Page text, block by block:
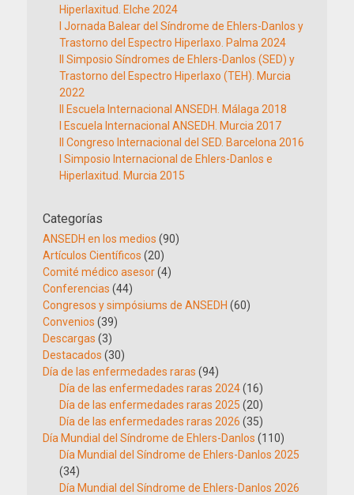
Hiperlaxitud. Elche 2024
I Jornada Balear del Síndrome de Ehlers-Danlos y
Trastorno del Espectro Hiperlaxo. Palma 2024
II Simposio Síndromes de Ehlers-Danlos (SED) y
Trastorno del Espectro Hiperlaxo (TEH). Murcia
2022
II Escuela Internacional ANSEDH. Málaga 2018
I Escuela Internacional ANSEDH. Murcia 2017
II Congreso Internacional del SED. Barcelona 2016
I Simposio Internacional de Ehlers-Danlos e
Hiperlaxitud. Murcia 2015
Categorías
ANSEDH en los medios (90)
Artículos Científicos (20)
Comité médico asesor(4)
Conferencias (44)
Congresos y simpósiums de ANSEDH (60)
Convenios (39)
Descargas (3)
Destacados (30)
Día de las enfermedades raras (94)
Día de las enfermedades raras 2024(16)
Día de las enfermedades raras 2025 (20)
Día de las enfermedades raras 2026 (35)
Día Mundial del Síndrome de Ehlers-Danlos (110)
Día Mundial del Síndrome de Ehlers-Danlos 2025
(34)
Día Mundial del Síndrome de Ehlers-Danlos 2026